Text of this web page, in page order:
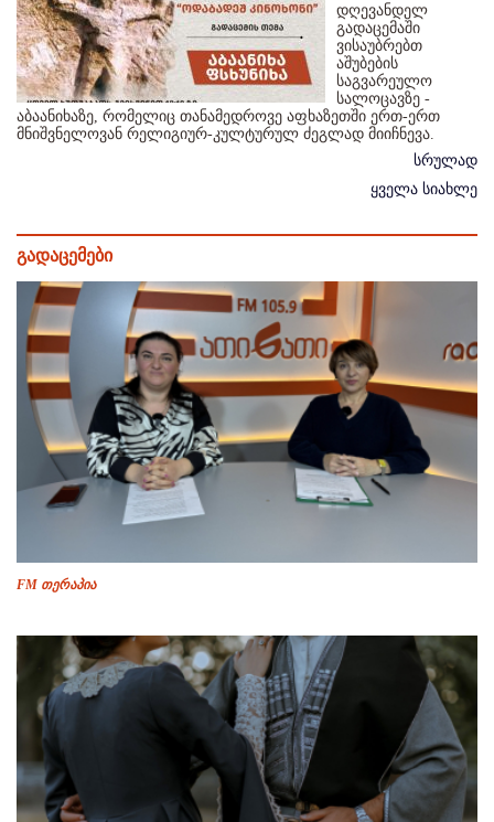
დღევანდელ
გადაცემაში
ვისაუბრებთ
აშუბების
საგვარეულო
სალოცავზე -
აბაანიხაზე, რომელიც თანამედროვე აფხაზეთში ერთ-ერთ
მნიშვნელოვან რელიგიურ-კულტურულ ძეგლად მიიჩნევა.
სრულად
ყველა სიახლე
გადაცემები
FM თერაპია